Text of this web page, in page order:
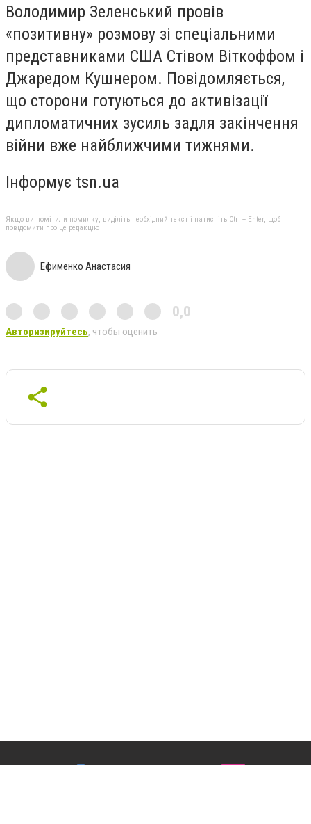
Володимир Зеленський провів
«позитивну» розмову зі спеціальними
представниками США Стівом Віткоффом і
Джаредом Кушнером. Повідомляється,
що сторони готуються до активізації
дипломатичних зусиль задля закінчення
війни вже найближчими тижнями.
Інформує tsn.ua
Якщо ви помітили помилку, виділіть необхідний текст і натисніть Ctrl + Enter, щоб
повідомити про це редакцію
Ефименко Анастасия
0,0
Авторизируйтесь, чтобы оценить